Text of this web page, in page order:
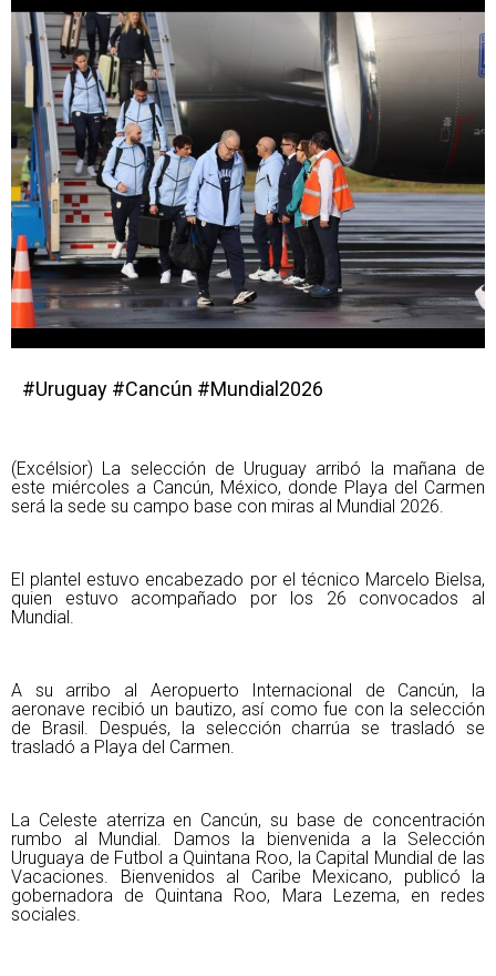
#Uruguay #Cancún #Mundial2026
(Excélsior) La selección de Uruguay arribó la mañana de
este miércoles a Cancún, México, donde Playa del Carmen
será la sede su campo base con miras al Mundial 2026.
El plantel estuvo encabezado por el técnico Marcelo Bielsa,
quien estuvo acompañado por los 26 convocados al
Mundial.
A su arribo al Aeropuerto Internacional de Cancún, la
aeronave recibió un bautizo, así como fue con la selección
de Brasil. Después, la selección charrúa se trasladó se
trasladó a Playa del Carmen.
La Celeste aterriza en Cancún, su base de concentración
rumbo al Mundial. Damos la bienvenida a la Selección
Uruguaya de Futbol a Quintana Roo, la Capital Mundial de las
Vacaciones. Bienvenidos al Caribe Mexicano, publicó la
gobernadora de Quintana Roo, Mara Lezema, en redes
sociales.